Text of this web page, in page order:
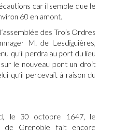
car il semble que le
60 en amont.
des Trois Ordres
M. de Lesdiguières,
qu’il perdra au port du lieu
le nouveau pont un droit
qu’il percevait à raison du
le 30 octobre 1647, le
de Grenoble fait encore